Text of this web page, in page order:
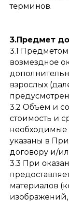
терминов.
3.Предмет
3.1
возмездное
взрослых
3.2 Объем и
стоимость и
необходимые
указаны в
договору и/
3.3 При
материалов